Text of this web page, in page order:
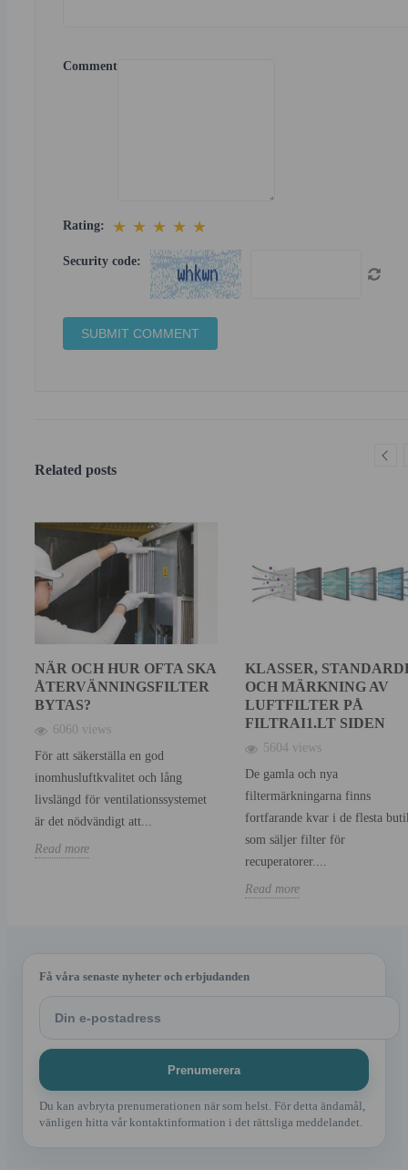
Comment
Rating: ★ ★ ★ ★ ★
Security code:
Related posts
NÄR OCH HUR OFTA SKA
ÅTERVÄNNINGSFILTER
BYTAS?
6060 views
För att säkerställa en god
inomhusluftkvalitet och lång
livslängd för ventilationssystemet
är det nödvändigt att...
Read more
KLASSER,
OCH MÄRKNING AV
LUFTFILTER PÅ
FILTRAI1.LT SIDEN
5604 views
De gamla och nya
filtermärkningarna finns
fortfarande kvar i de flesta
som säljer filter för
recuperatorer....
Read more
Få våra senaste nyheter och erbjudanden
Du kan avbryta prenumerationen när som helst. För detta ändamål,
vänligen hitta vår kontaktinformation i det rättsliga meddelandet.